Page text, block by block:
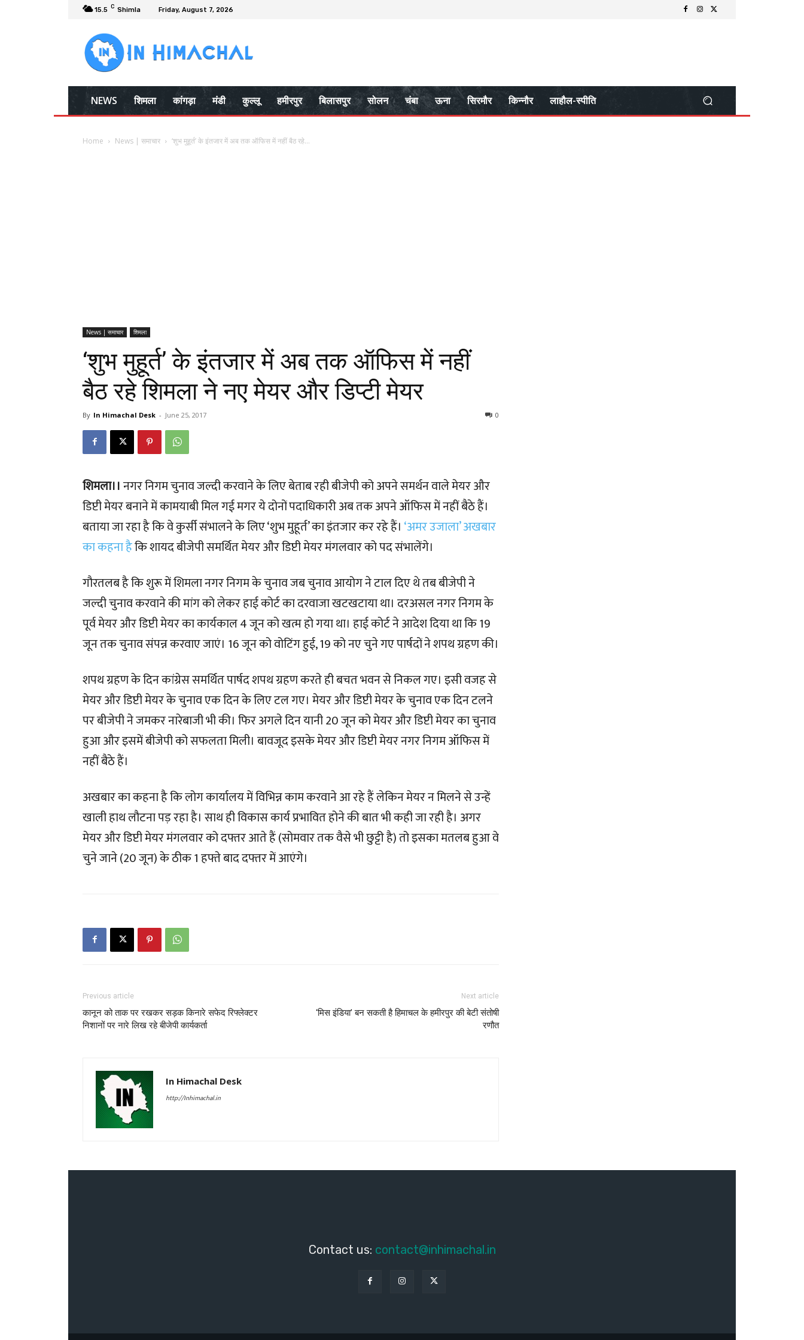
15.5 C Shimla Friday, August 7, 2026
NEWS शिमला कांगड़ा मंडी कुल्लू हमीरपुर बिलासपुर सोलन चंबा ऊना सिरमौर किन्नौर लाहौल-स्पीति
Home News | समाचार ‘शुभ मुहूर्त’ के इंतजार में अब तक ऑफिस में नहीं बैठ रहे...
News | समाचार शिमला
‘शुभ मुहूर्त’ के इंतजार में अब तक ऑफिस में नहीं
बैठ रहे शिमला ने नए मेयर और डिप्टी मेयर
By In Himachal Desk - June 25, 2017 0
शिमला।।नगर निगम चुनाव जल्दी करवाने के लिए बेताब रही बीजेपी को अपने समर्थन वाले मेयर और
डिप्टी मेयर बनाने में कामयाबी मिल गई मगर ये दोनों पदाधिकारी अब तक अपने ऑफिस में नहीं बैठे हैं।
बताया जा रहा है कि वे कुर्सी संभालने के लिए ‘शुभ मुहूर्त’ का इंतजार कर रहे हैं। ‘अमर उजाला’ अखबार
का कहना हैकि शायद बीजेपी समर्थित मेयर और डिप्टी मेयर मंगलवार को पद संभालेंगे।
गौरतलब है कि शुरू में शिमला नगर निगम के चुनाव जब चुनाव आयोग ने टाल दिए थे तब बीजेपी ने
जल्दी चुनाव करवाने की मांग को लेकर हाई कोर्ट का दरवाजा खटखटाया था। दरअसल नगर निगम के
पूर्व मेयर और डिप्टी मेयर का कार्यकाल 4 जून को खत्म हो गया था। हाई कोर्ट ने आदेश दिया था कि 19
जून तक चुनाव संपन्न करवाए जाएं। 16 जून को वोटिंग हुई, 19 को नए चुने गए पार्षदों ने शपथ ग्रहण की।
शपथ ग्रहण के दिन कांग्रेस समर्थित पार्षद शपथ ग्रहण करते ही बचत भवन से निकल गए। इसी वजह से
मेयर और डिप्टी मेयर के चुनाव एक दिन के लिए टल गए। मेयर और डिप्टी मेयर के चुनाव एक दिन टलने
पर बीजेपी ने जमकर नारेबाजी भी की। फिर अगले दिन यानी 20 जून को मेयर और डिप्टी मेयर का चुनाव
हुआ और इसमें बीजेपी को सफलता मिली। बावजूद इसके मेयर और डिप्टी मेयर नगर निगम ऑफिस में
नहीं बैठे हैं।
अखबार का कहना है कि लोग कार्यालय में विभिन्न काम करवाने आ रहे हैं लेकिन मेयर न मिलने से उन्हें
खाली हाथ लौटना पड़ रहा है। साथ ही विकास कार्य प्रभावित होने की बात भी कही जा रही है। अगर
मेयर और डिप्टी मेयर मंगलवार को दफ्तर आते हैं (सोमवार तक वैसे भी छुट्टी है) तो इसका मतलब हुआ वे
चुने जाने (20 जून) के ठीक 1 हफ्ते बाद दफ्तर में आएंगे।
Previous article
कानून को ताक पर रखकर सड़क किनारे सफेद रिफ्लेक्टर
निशानों पर नारे लिख रहे बीजेपी कार्यकर्ता
Next article
‘मिस इंडिया’ बन सकती है हिमाचल के हमीरपुर की बेटी संतोषी
रणौत
In Himachal Desk
http://Inhimachal.in
Contact us: contact@inhimachal.in